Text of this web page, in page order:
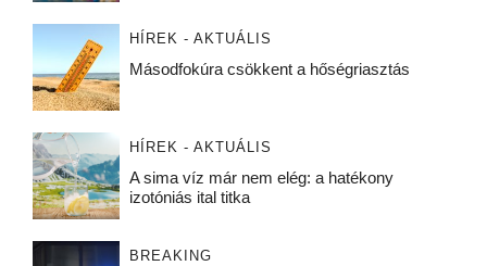
HÍREK - AKTUÁLIS
Másodfokúra csökkent a hőségriasztás
HÍREK - AKTUÁLIS
A sima víz már nem elég: a hatékony
izotóniás ital titka
BREAKING